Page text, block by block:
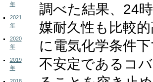
年
2021
年
2020
年
2019
年
調べた結果、24
媒耐久性も比較
に電気化学条件
不安定であるコ